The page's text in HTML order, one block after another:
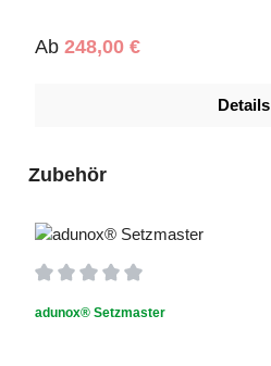
Regulärer Preis:
Ab 248,00 €
Details
Produktgalerie überspringen
Zubehör
adunox® Setzmaster